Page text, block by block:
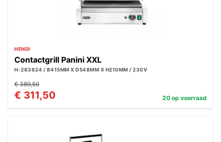
HENDI
Contactgrill Panini XXL
H-263624 / B415MM X D548MM X H210MM / 230V
€ 389,50
€ 311,50 20 op voorraad